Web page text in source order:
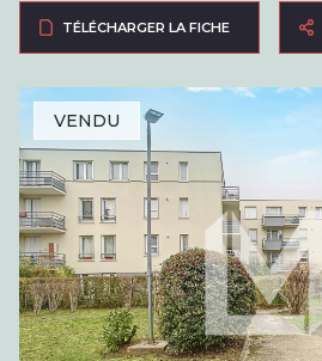
TÉLÉCHARGER LA FICHE
VENDU